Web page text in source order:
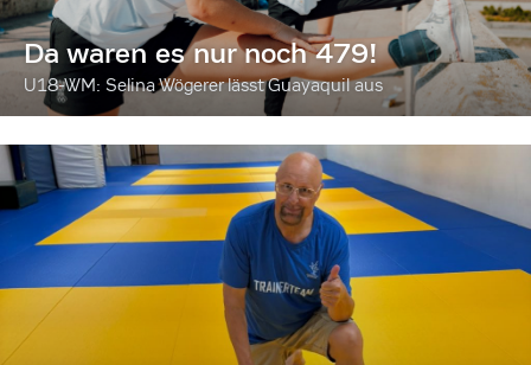
Da waren es nur noch 479!
U18-WM: Selina Wögerer lässt Guayaquil aus